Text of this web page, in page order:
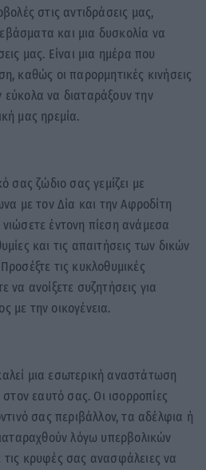
στις αντιδράσεις μας,
και μια δυσκολία να
μας. Είναι μια ημέρα που
καθώς οι παρορμητικές κινήσεις
να διαταράξουν την
μας ηρεμία.
σας ζώδιο σας γεμίζει με
με τον Δία και την Αφροδίτη
έντονη πίεση ανάμεσα
και τις απαιτήσεις των δικών
τις κυκλοθυμικές
να ανοίξετε συζητήσεις για
με την οικογένεια.
μια εσωτερική αναστάτωση
εαυτό σας. Οι ισορροπίες
σας περιβάλλον, τα αδέλφια ή
λόγω υπερβολικών
κρυφές σας ανασφάλειες να